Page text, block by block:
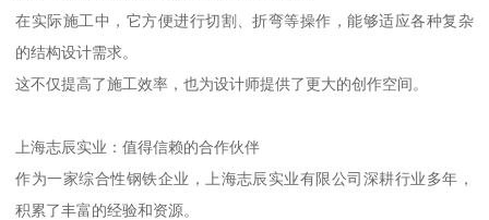
在实际施工中，它方便进行切割、折弯等操作，能够适应各种复杂
的结构设计需求。
这不仅提高了施工效率，也为设计师提供了更大的创作空间。
上海志辰实业：值得信赖的合作伙伴
作为一家综合性钢铁企业，上海志辰实业有限公司深耕行业多年，
积累了丰富的经验和资源。